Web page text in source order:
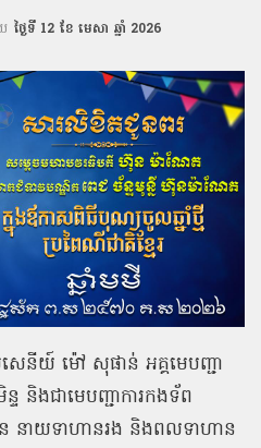
ថ្ងៃទី 12 ខែ មេសា ឆ្នាំ 2026
សេនីយ៍ ម៉ៅ សុផាន់ អគ្គមេបញ្ជា
និងជាមេបញ្ជាការកងទ័ព
នាយទាហានរង និងពលទាហាន